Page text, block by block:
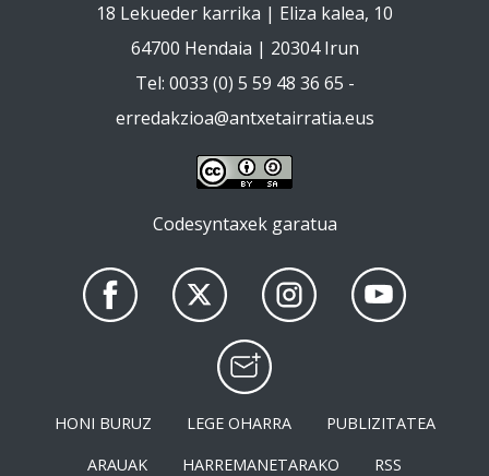
18 Lekueder karrika | Eliza kalea, 10
64700 Hendaia | 20304 Irun
Tel: 0033 (0) 5 59 48 36 65 -
erredakzioa@antxetairratia.eus
Codesyntaxek garatua
HONI BURUZ LEGE OHARRA
PUBLIZITATEA
ARAUAK
HARREMANETARAKO RSS